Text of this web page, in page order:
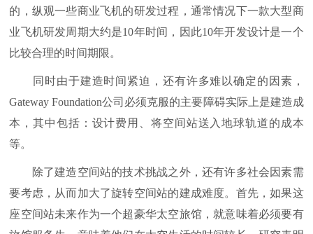
的，纵观一些商业飞机的研发过程，通常情况下一款大型商
业飞机研发周期大约是10年时间，因此10年开发设计是一个
比较合理的时间期限。
同时由于建造时间紧迫，还有许多难以确定的因素，
Gateway Foundation公司必须克服的主要障碍实际上是建造成
本，其中包括：设计费用、将空间站送入地球轨道的成本
等。
除了建造空间站的技术挑战之外，还有许多社会因素需
要考虑，从而加大了旋转空间站的建成难度。首先，如果这
座空间站未来作为一个超豪华太空旅馆，就意味着必须要有